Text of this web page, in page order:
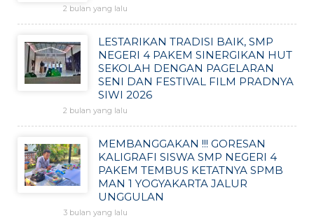
2 bulan yang lalu
LESTARIKAN TRADISI BAIK, SMP
NEGERI 4 PAKEM SINERGIKAN HUT
SEKOLAH DENGAN PAGELARAN
SENI DAN FESTIVAL FILM PRADNYA
SIWI 2026
2 bulan yang lalu
MEMBANGGAKAN !!! GORESAN
KALIGRAFI SISWA SMP NEGERI 4
PAKEM TEMBUS KETATNYA SPMB
MAN 1 YOGYAKARTA JALUR
UNGGULAN
3 bulan yang lalu